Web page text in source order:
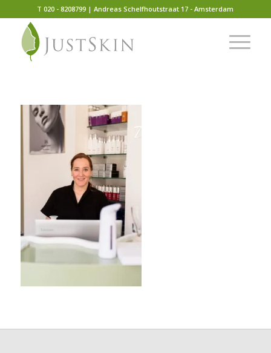
T 020 - 8208799 | Andreas Schelfhoutstraat 17 - Amsterdam